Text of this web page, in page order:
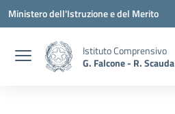
Vai ai contenuti
Vai al menu di navigazione
Vai al footer
Ministero dell'Istruzione e del Merito
Istituto Comprensivo
G. Falcone - R. Scauda